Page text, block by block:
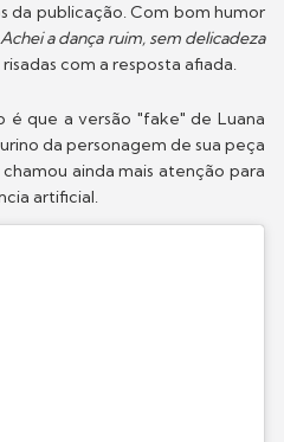
da publicação. Com bom humor
Achei a dança ruim, sem delicadeza
com a resposta afiada.
é que a versão "fake" de Luana
da personagem de sua peça
ainda mais atenção para
artificial.